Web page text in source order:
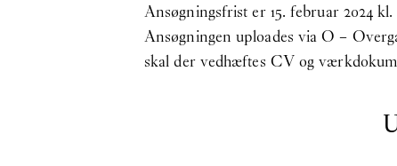
Ansøgningsfrist er 15. februar 2024 kl.
Ansøgningen uploades via O –
skal der vedhæftes CV og